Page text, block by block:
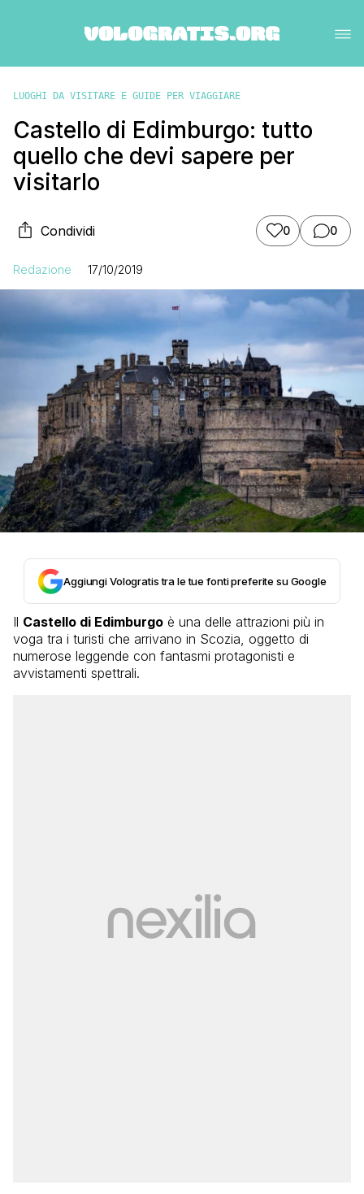
LUOGHI DA VISITARE E GUIDE PER VIAGGIARE
Castello di Edimburgo: tutto
quello che devi sapere per
visitarlo
Condividi 0 0
Redazione 17/10/2019
Aggiungi Vologratis tra le tue fonti preferite su Google
Il Castello di Edimburgo è una delle attrazioni più in
voga tra i turisti che arrivano in Scozia, oggetto di
numerose leggende con fantasmi protagonisti e
avvistamenti spettrali.